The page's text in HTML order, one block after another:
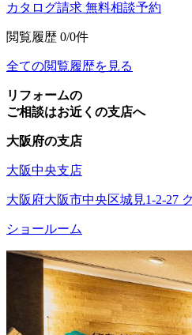
カタログ請求 無料相談予約
閲覧履歴 0/0件
全ての閲覧履歴を見る
リフォームの
ご相談はお近くの支店へ
大阪府の支店
大阪中央支店
大阪府大阪市中央区城見1-2-27
ショールーム